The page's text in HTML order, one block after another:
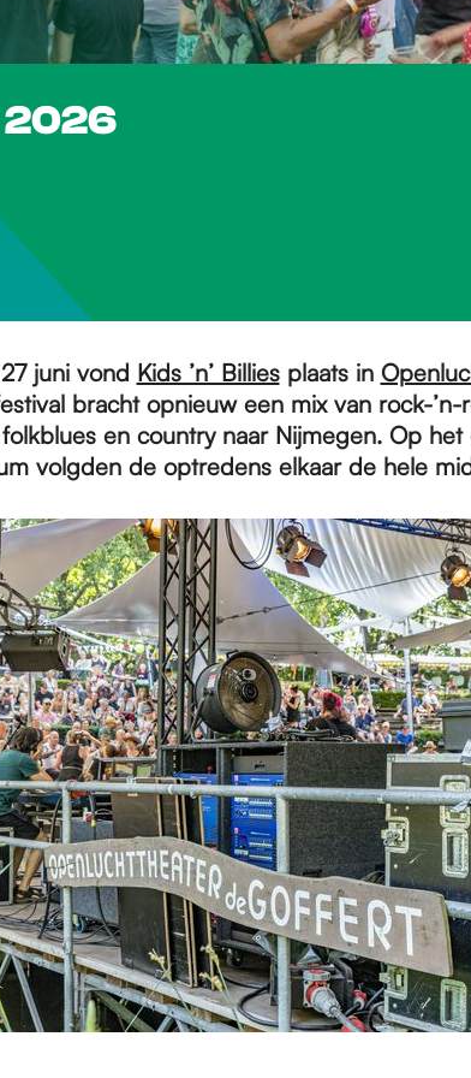
2026
juni vond Kids ’n’ Billiesplaats in
bracht opnieuw een mix van rock-’n-
en country naar Nijmegen. Op
volgden de optredens elkaar de hele